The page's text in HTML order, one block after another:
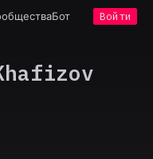
Бот Войти